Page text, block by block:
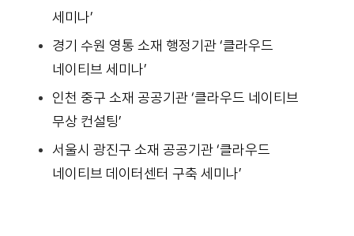
세미나’
경기 수원 영통 소재 행정기관 ‘클라우드
네이티브 세미나’
인천 중구 소재 공공기관 ‘클라우드 네이티브
무상 컨설팅’
서울시 광진구 소재 공공기관 ‘클라우드
네이티브 데이터센터 구축 세미나’